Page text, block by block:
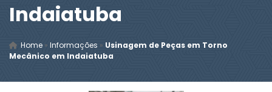
Indaiatuba
Home » Informações » Usinagem de Peças em Torno
Mecânico em Indaiatuba